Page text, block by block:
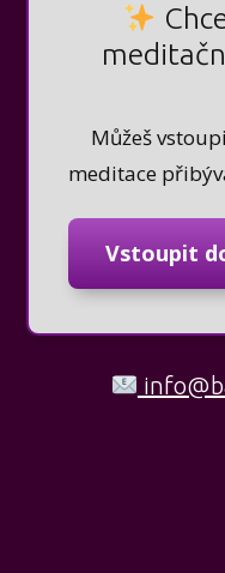
Můžeš
meditace
Vstoupit